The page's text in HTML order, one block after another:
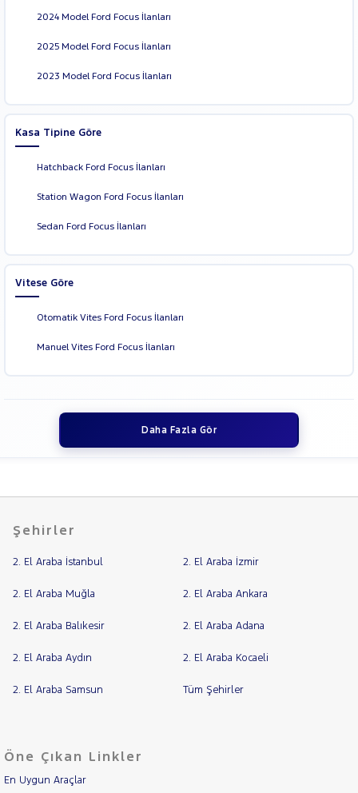
2024 Model Ford Focus İlanları
2025 Model Ford Focus İlanları
2023 Model Ford Focus İlanları
Kasa Tipine Göre
Hatchback Ford Focus İlanları
Station Wagon Ford Focus İlanları
Sedan Ford Focus İlanları
Vitese Göre
Otomatik Vites Ford Focus İlanları
Manuel Vites Ford Focus İlanları
Daha Fazla Gör
Şehirler
2. El Araba İstanbul 2. El Araba İzmir
2. El Araba Muğla 2. El Araba Ankara
2. El Araba Balıkesir 2. El Araba Adana
2. El Araba Aydın 2. El Araba Kocaeli
2. El Araba Samsun Tüm Şehirler
Öne Çıkan Linkler
En Uygun Araçlar